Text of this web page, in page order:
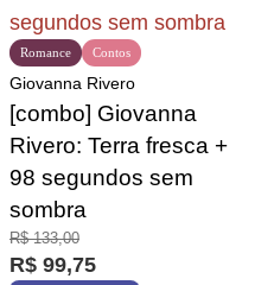
Contos
Romance
Giovanna Rivero
[combo] Giovanna
Rivero: Terra fresca +
98 segundos sem
sombra
R$133,00
R$ 99,75